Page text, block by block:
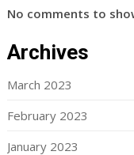
No comments to
Archives
March 2023
February 2023
January 2023